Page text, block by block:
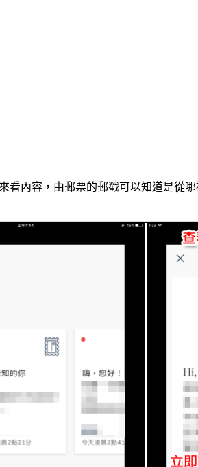
看內容，由郵票的郵戳可以知道是從